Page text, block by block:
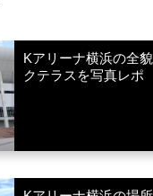
Kアリーナ横浜の全
クテラスを写真レポ